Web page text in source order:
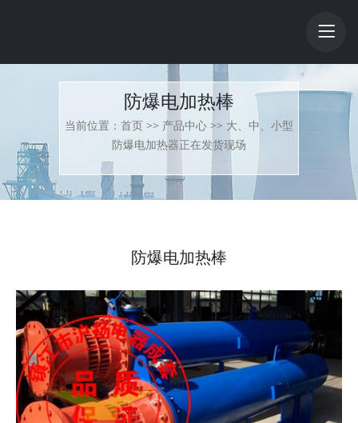
防爆电加热棒
当前位置： 首页 >> 产品中心 >> 大、中、小型
防爆电加热器正在发货现场
防爆电加热棒